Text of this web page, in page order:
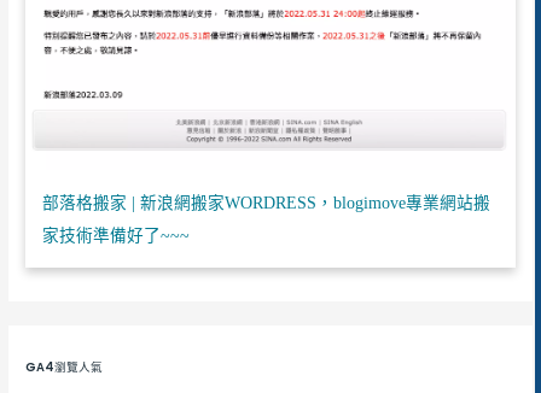
部落格搬家 | 新浪網搬家WORDRESS，blogimove專業網站搬
家技術準備好了~~~
GA4瀏覽人氣